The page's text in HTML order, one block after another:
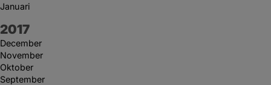
Januari
År:
2017
December
November
Oktober
September